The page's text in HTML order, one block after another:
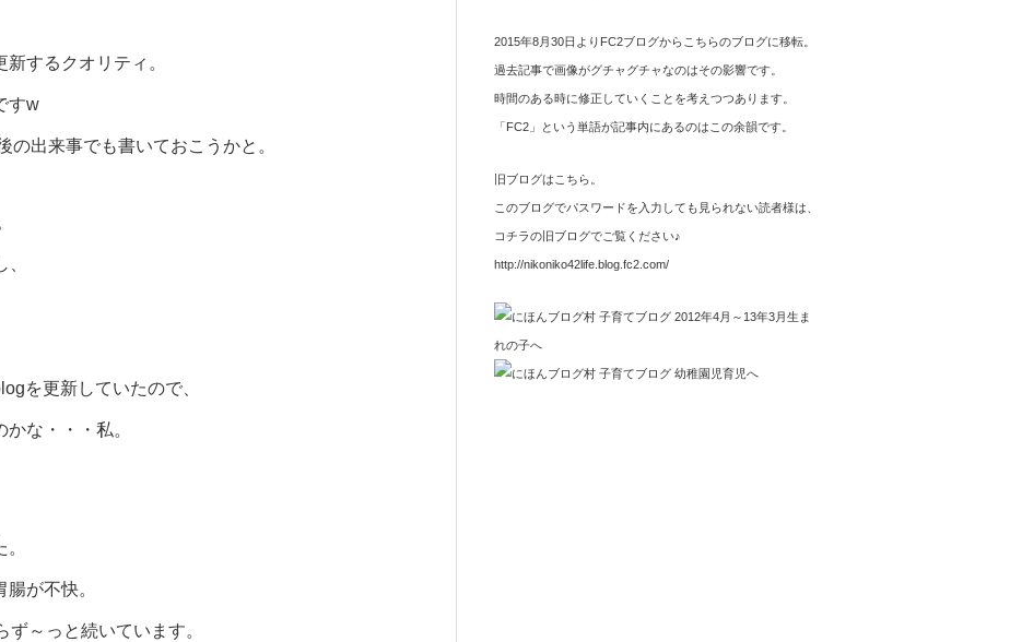
するクオリティ。
すw
出来事でも書いておこうかと。
を更新していたので、
な・・・私。
が不快。
～っと続いています。
2015年8月30日よりFC2ブログからこちらのブログに移転。
過去記事で画像がグチャグチャなのはその影響です。
時間のある時に修正していくことを考えつつあります。
「FC2」という単語が記事内にあるのはこの余韻です。
旧ブログはこちら。
このブログでパスワードを入力しても見られない読者様は、
コチラの旧ブログでご覧ください♪
http://nikoniko42life.blog.fc2.com/